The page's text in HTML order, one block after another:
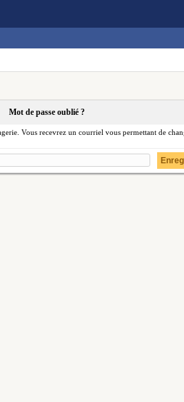
Mot de passe oublié ?
Vous recevrez un courriel vous permettant de